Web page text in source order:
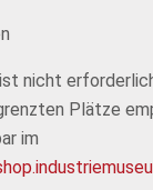
nicht
Plätze
im